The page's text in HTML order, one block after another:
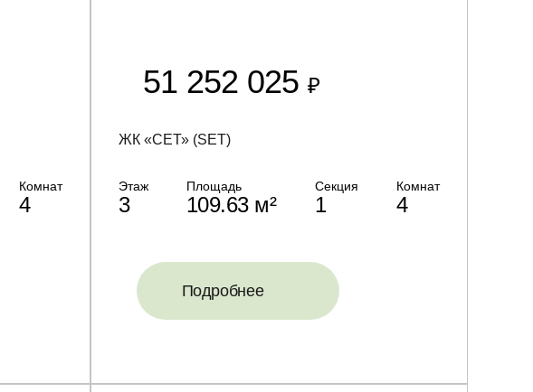
Комнат
4
51 252 025 ₽
ЖК «СЕТ» (SET)
Этаж
3
Площадь
109.63 м²
Секция
1
Комнат
4
Подробнее